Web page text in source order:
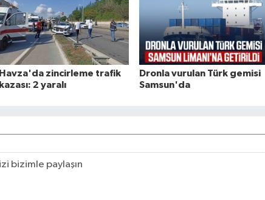
Havza'da zincirleme trafik
kazası: 2 yaralı
Dronla vurulan Türk gemisi
Samsun'da